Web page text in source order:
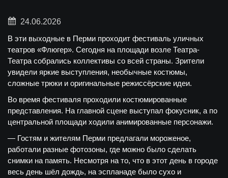
24.06.2026
В эти выходные в Перми проходит фестиваль уличных
театров «Флюгер». Сегодня на площади возле Театра-
Театра собрались коллективы со всей страны. Зрители
увидели яркие выступления, необычные костюмы,
сложные трюки и оригинальные режиссёрские идеи.
Во время фестиваля проходили костюмированные
представления. На главной сцене выступал фокусник, а по
центральной площади ходили анимированные персонажи.
— Гостям и жителям Перми предлагали мороженое,
работали разные фотозоны, где можно было сделать
снимки на память. Несмотря на то, что в этот день в городе
весь день шёл дождь, на эспланаде было сухо и